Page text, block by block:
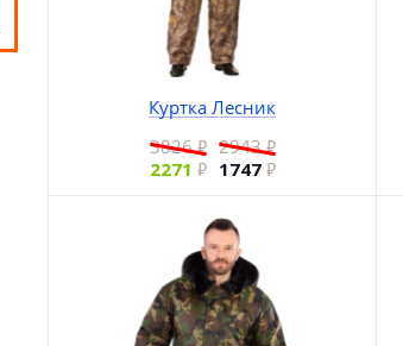
Куртка Лесник
3826
2271
2943
1747